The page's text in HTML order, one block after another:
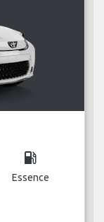
local_gas_station
Essence